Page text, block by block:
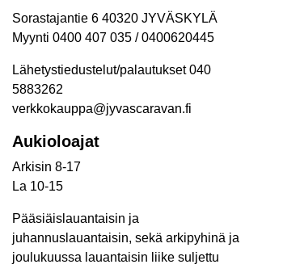
Sorastajantie 6 40320 JYVÄSKYLÄ
Myynti 0400 407 035 / 0400620445
Lähetystiedustelut/palautukset 040
5883262
verkkokauppa@jyvascaravan.fi
Aukioloajat
Arkisin 8-17
La 10-15
Pääsiäislauantaisin ja
juhannuslauantaisin, sekä arkipyhinä ja
joulukuussa lauantaisin liike suljettu